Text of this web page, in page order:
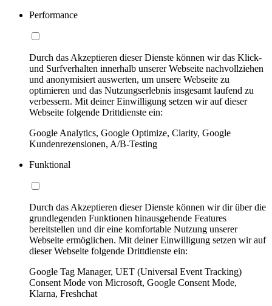
Performance
Durch das Akzeptieren dieser Dienste können wir das Klick-
und Surfverhalten innerhalb unserer Webseite nachvollziehen
und anonymisiert auswerten, um unsere Webseite zu
optimieren und das Nutzungserlebnis insgesamt laufend zu
verbessern. Mit deiner Einwilligung setzen wir auf dieser
Webseite folgende Drittdienste ein:
Google Analytics, Google Optimize, Clarity, Google
Kundenrezensionen, A/B-Testing
Funktional
Durch das Akzeptieren dieser Dienste können wir dir über die
grundlegenden Funktionen hinausgehende Features
bereitstellen und dir eine komfortable Nutzung unserer
Webseite ermöglichen. Mit deiner Einwilligung setzen wir auf
dieser Webseite folgende Drittdienste ein:
Google Tag Manager, UET (Universal Event Tracking)
Consent Mode von Microsoft, Google Consent Mode,
Klarna, Freshchat